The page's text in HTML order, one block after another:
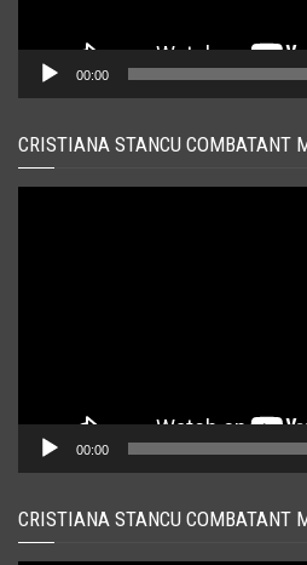
00:00
CRISTIANA STANCU COMBATANT
00:00
CRISTIANA STANCU COMBATANT